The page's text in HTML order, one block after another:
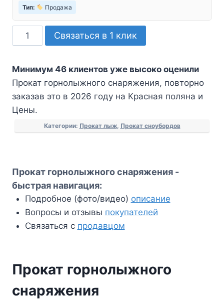
Тип: Продажа
Количество
товара
горнолыжного
снаряжения
Связаться в 1 клик
Минимум 46 клиентов уже высоко оценили
Прокат горнолыжного снаряжения, повторно
заказав это в 2026 году на Красная поляна и
Цены.
Категории: Прокат лыж, Прокат сноубордов
Прокат горнолыжного снаряжения -
быстрая навигация:
Подробное (фото/видео) описание
Вопросы и отзывы покупателей
Связаться с продавцом
Прокат горнолыжного
снаряжения